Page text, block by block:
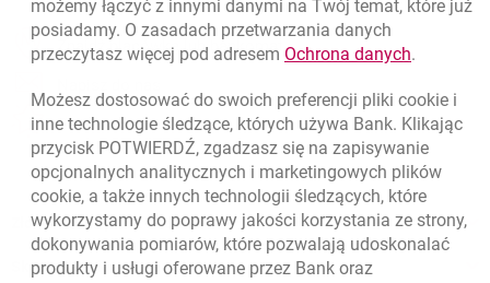
Znajdź placówkę lub bankomat otwiera się w nowej karcie
Oceń nas otwiera się w nowej karcie
Złóż wniosek przez internet
Skontaktuj się ze Specjalistą
możemy łączyć z innymi danymi na Twój temat, które już
posiadamy. O zasadach przetwarzania danych
przeczytasz więcej pod adresem Ochrona danychlink
.
Możesz dostosować do swoich preferencji pliki cookie i
inne technologie śledzące, których używa Bank. Klikając
przycisk POTWIERDŹ, zgadzasz się na zapisywanie
opcjonalnych analitycznych i marketingowych plików
cookie, a także innych technologii śledzących, które
wykorzystamy do poprawy jakości korzystania ze strony,
dokonywania pomiarów, które pozwalają udoskonalać
produkty i usługi oferowane przez Bank oraz